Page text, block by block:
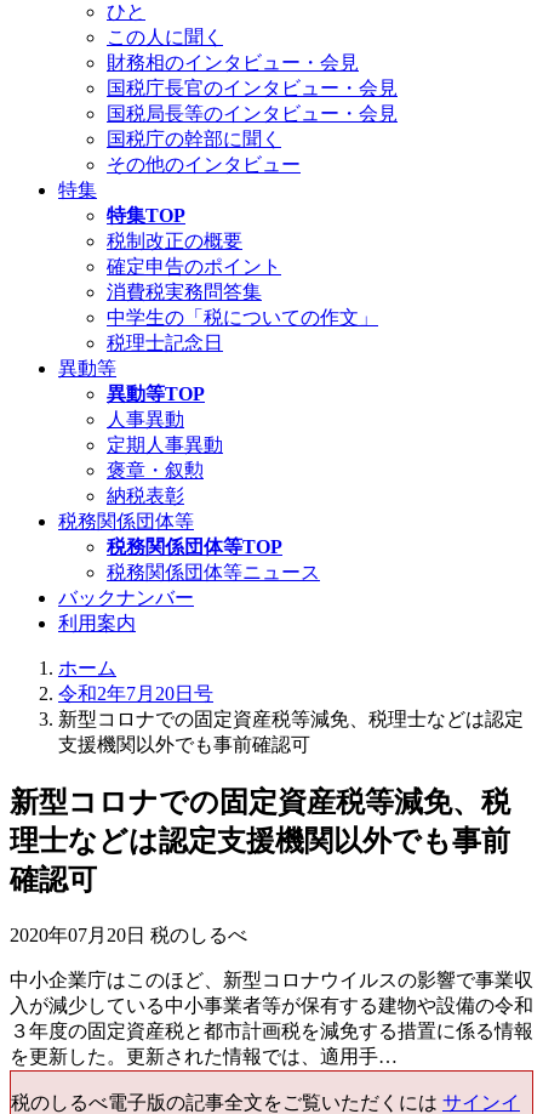
ひと
この人に聞く
財務相のインタビュー・会見
国税庁長官のインタビュー・会見
国税局長等のインタビュー・会見
国税庁の幹部に聞く
その他のインタビュー
特集
特集TOP
税制改正の概要
確定申告のポイント
消費税実務問答集
中学生の「税についての作文」
税理士記念日
異動等
異動等TOP
人事異動
定期人事異動
褒章・叙勲
納税表彰
税務関係団体等
税務関係団体等TOP
税務関係団体等ニュース
バックナンバー
利用案内
ホーム
令和2年7月20日号
新型コロナでの固定資産税等減免、税理士などは認定
支援機関以外でも事前確認可
新型コロナでの固定資産税等減免、税
理士などは認定支援機関以外でも事前
確認可
2020年07月20日 税のしるべ
中小企業庁はこのほど、新型コロナウイルスの影響で事業収
入が減少している中小事業者等が保有する建物や設備の令和
３年度の固定資産税と都市計画税を減免する措置に係る情報
を更新した。更新された情報では、適用手…
税のしるべ電子版の記事全文をご覧いただくには サインイ